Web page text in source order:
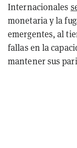
Internacionales
monetaria y la
emergentes, al
fallas en la
mantener sus